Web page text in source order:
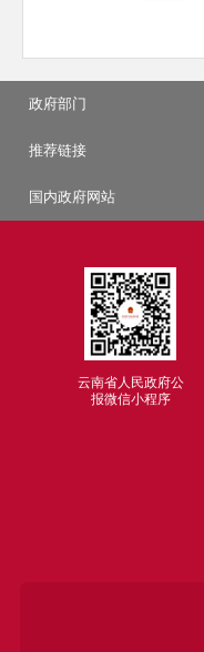
政府部门
推荐链接
国内政府网站
云南省人民政府公
报微信小程序